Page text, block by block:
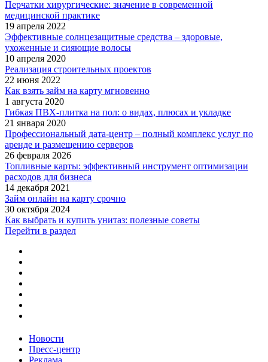
Перчатки хирургические: значение в современной
медицинской практике
19 апреля 2022
Эффективные солнцезащитные средства – здоровые,
ухоженные и сияющие волосы
10 апреля 2020
Реализация строительных проектов
22 июня 2022
Как взять займ на карту мгновенно
1 августа 2020
Гибкая ПВХ-плитка на пол: о видах, плюсах и укладке
21 января 2020
Профессиональный дата-центр – полный комплекс услуг по
аренде и размещению серверов
26 февраля 2026
Топливные карты: эффективный инструмент оптимизации
расходов для бизнеса
14 декабря 2021
Займ онлайн на карту срочно
30 октября 2024
Как выбрать и купить унитаз: полезные советы
Перейти в раздел
Новости
Пресс-центр
Реклама